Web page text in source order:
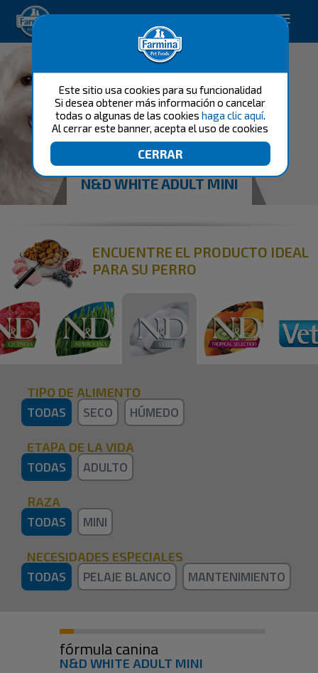
Este sitio usa cookies para su funcionalidad
Si desea obtener más información o cancelar
todas o algunas de las cookies haga clic aquí.
Al cerrar este banner, acepta el uso de cookies
Happy pet. Happy you.
N&D WHITE ADULT MINI
ENCUENTRE EL PRODUCTO IDEAL
PARA SU PERRO
TIPO DE ALIMENTO
TODAS SECO HÚMEDO
ETAPA DE LA VIDA
TODAS ADULTO
RAZA
TODAS MINI
NECESIDADES ESPECIALES
TODAS PELAJE BLANCO MANTENIMIENTO
fórmula canina
N&D WHITE ADULT MINI